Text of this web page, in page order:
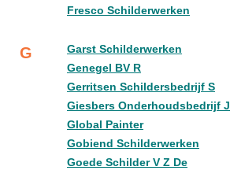
Fresco Schilderwerken
G
Garst Schilderwerken
Genegel BV R
Gerritsen Schildersbedrijf S
Giesbers Onderhoudsbedrijf J
Global Painter
Gobiend Schilderwerken
Goede Schilder V Z De